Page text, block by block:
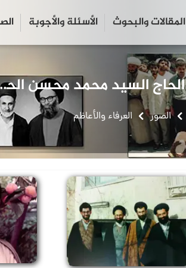
المقالات والبحوث الأسئلة والأجوبة search
close
سماحة آية الله
الصور العرفاء والأعاظم